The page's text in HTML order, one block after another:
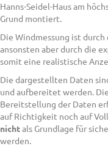
Hanns-Seidel-Haus am
Grund montiert.
Die Windmessung ist
ansonsten aber durch die
somit eine realistische
Die dargestellten Daten
und aufbereitet werden.
Bereitstellung der Daten
auf Richtigkeit noch auf
nichtals Grundlage für
werden.